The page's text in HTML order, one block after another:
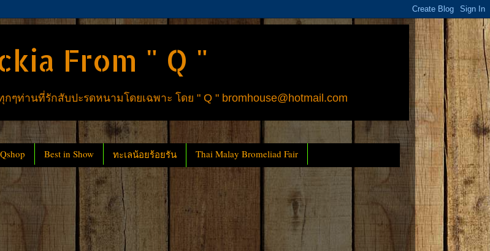
From " Q "
ท่านที่รักสับปะรดหนามโดยเฉพาะ โดย " Q " bromhouse@hotmail.com
Qshop Best in Show ทะเลน้อยร้อยรัน Thai Malay Bromeliad Fair